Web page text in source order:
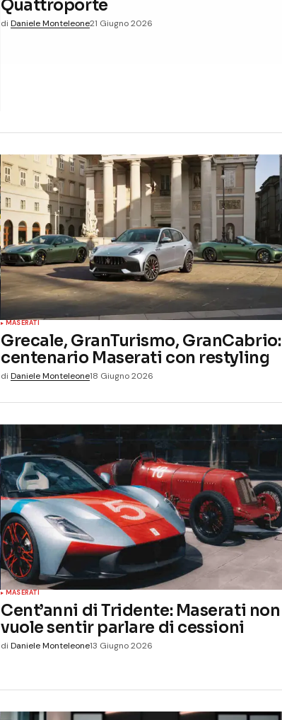
Quattroporte
di Daniele Monteleone21 Giugno 2026
MASERATI
Grecale, GranTurismo, GranCabrio:
centenario Maserati con restyling
di Daniele Monteleone18 Giugno 2026
MASERATI
Cent’anni di Tridente: Maserati non
vuole sentir parlare di cessioni
di Daniele Monteleone13 Giugno 2026